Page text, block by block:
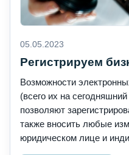
05.05.2023
Регистрируем
Возможности
(всего их на
позволяют
также вносить любые
юридическом лице и